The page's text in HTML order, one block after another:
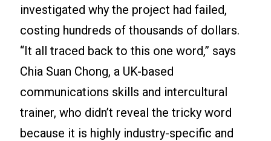
investigated why the project had failed,
costing hundreds of thousands of dollars.
“It all traced back to this one word,” says
Chia Suan Chong, a UK-based
communications skills and intercultural
trainer, who didn’t reveal the tricky word
because it is highly industry-specific and